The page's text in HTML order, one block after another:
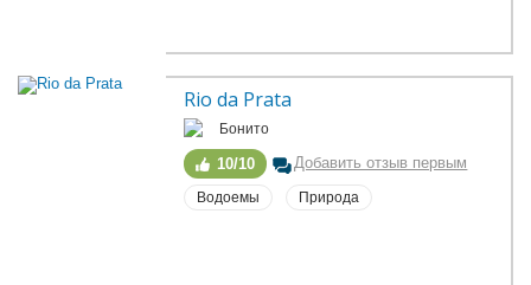
Rio da Prata
Бонито
10/10 Добавить отзыв первым
Водоемы Природа